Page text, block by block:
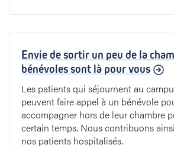
Envie de sortir un peu de la
bénévoles sont là pour vous
Les patients qui séjournent au
peuvent faire appel à un bénévole
accompagner hors de leur chambre
certain temps. Nous contribuons
nos patients hospitalisés.